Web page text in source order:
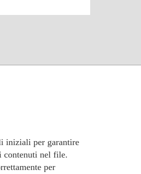
iniziali per garantire
contenuti nel file.
per